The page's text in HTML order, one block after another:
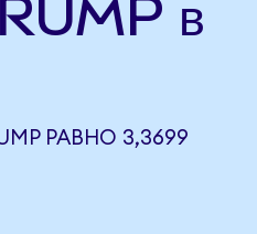
в
РАВНО 3,3699